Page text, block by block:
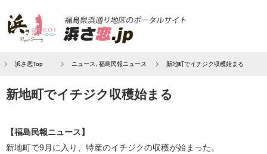
浜さ恋Top ニュース 福島民報ニュース 新地町でイチジク収穫始まる
新地町でイチジク収穫始まる
【福島民報ニュース】
新地町で9月に入り、特産のイチジクの収穫が始まった。